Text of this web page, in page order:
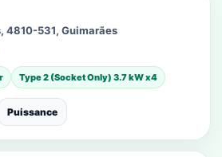
4810-531, Guimarães
Type 2 (Socket Only) 3.7 kW x4
Puissance